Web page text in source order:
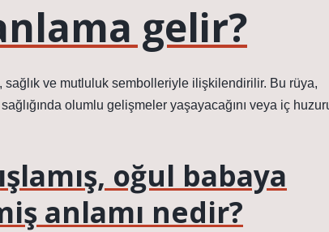
gelir?
ve mutluluk sembolleriyle ilişkilendirilir. Bu rüya,
olumlu gelişmeler yaşayacağını veya iç
oğul babaya
anlamı nedir?